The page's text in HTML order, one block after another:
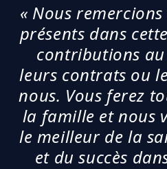
« Nous
présents dans
contributions
leurs contrats ou
nous. Vous ferez
la famille et nous
le meilleur de la
et du succès